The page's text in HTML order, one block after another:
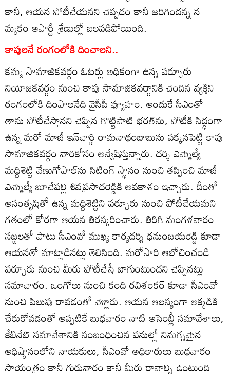
కానీ, ఆయన పోటీచేయనని చెప్పడం కానీ జరిగిందన్న న
మ్మకం ఆపార్టీ శ్రేణుల్లో బలపడిపోయింది.
కాపులనే రంగంలోకి దించాలని..
కమ్మ సామాజికవర్గం ఓటర్లు అధికంగా ఉన్న పర్చూరు
నియోజకవర్గం నుంచి కాపు సామాజికవర్గానికి చెందిన వ్యక్తిని
రంగంలోకి దింపాలనేది వైసీపీ వ్యూహం. అందుకే సీఎంతో
తాను పోటీచేస్తానని చెప్పిన గొట్టిపాటి భరత్‌ను, పోటీకి సిద్ధంగా
ఉన్న మరో మాజీ ఇన్‌చార్జి రామనాథంబాబును పక్కనపెట్టి కాపు
సామాజికవర్గం వారికోసం అన్వేషిస్తున్నారు. దర్శి ఎమ్మెల్యే
మద్దిశెట్టి వేణుగోపాల్‌ను సిటింగ్‌ స్థానం నుంచి తప్పించి మాజీ
ఎమ్మెల్యే బూచేపల్లి శివప్రసాదరెడ్డికి అవకాశం ఇచ్చారు. దీంతో
అసంతృప్తితో ఉన్న మద్దిశెట్టిని పర్చూరు నుంచి పోటీచేయమని
గతంలో కోరగా ఆయన తిరస్కరించారు. తిరిగి మంగళవారం
సజ్జలతో పాటు సీఎంవో ముఖ్య కార్యదర్శి ధనుంజయరెడ్డి కూడా
ఆయనతో మాట్లాడినట్లు తెలిసింది. మరోసారి ఆలోచించండి
పర్చూరు నుంచి మీరు పోటీచేస్తే బాగుంటుందని చెప్పినట్లు
సమాచారం. ఒంగోలు నుంచి కంది రవిశంకర్‌ కూడా సీఎంవో
నుంచి పిలుపు రావడంతో వెళ్లారు. ఆయన ఆలస్యంగా అక్కడికి
చేరుకోవడంతో అప్పటికే బుధవారం నాటి అసెంబ్లీ సమావేశాలు,
కేబినేట్‌ సమావేశానికి సంబంధించిన పనుల్లో నిమగ్నమైన
అధిష్ఠానంలోని నాయకులు, సీఎంవో అధికారులు బుధవారం
సాయంత్రం కానీ గురువారం కానీ మీరు రావాల్సి ఉంటుంది